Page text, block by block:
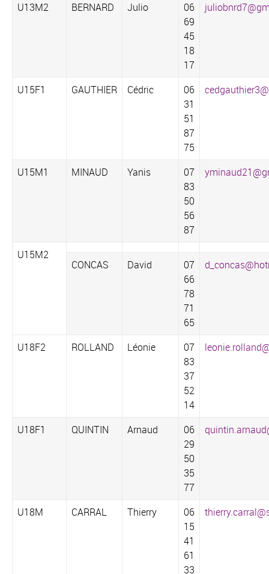
U13M2 BERNARD Julio
06
69
45
18
17
U15F1 GAUTHIER Cédric
06
31
51
87
75‬
U15M1 MINAUD Yanis
07
83
50
56
87
U15M2
CONCAS David
07
66
78
71
65‬
U18F2 ROLLAND Léonie
07
83
37
52
14‬
U18F1 QUINTIN Arnaud
06
29
50
35
77‬
U18M CARRAL Thierry
06
15
41
61
33‬